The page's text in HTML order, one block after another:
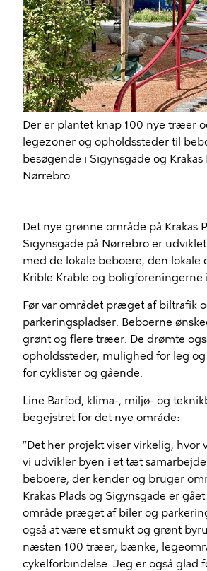
Der er plantet knap 100 nye træer
legezoner og opholdssteder til
besøgende i Sigynsgade og Krakas
Nørrebro.
Det nye grønne område på Krakas
Sigynsgade på Nørrebro er
med de lokale beboere, den lokale
Krible Krable og boligforeningerne
Før var området præget af biltrafik
parkeringspladser. Beboerne
grønt og flere træer. De drømte
opholdssteder, mulighed for leg
for cyklister og gående.
Line Barfod, klima-, miljø- og
begejstret for det nye område:
”Det her projekt viser virkelig, hvor
vi udvikler byen i et tæt
beboere, der kender og bruger
Krakas Plads og Sigynsgade er
område præget af biler og
også at være et smukt og grønt
næsten 100 træer, bænke,
cykelforbindelse. Jeg er også glad